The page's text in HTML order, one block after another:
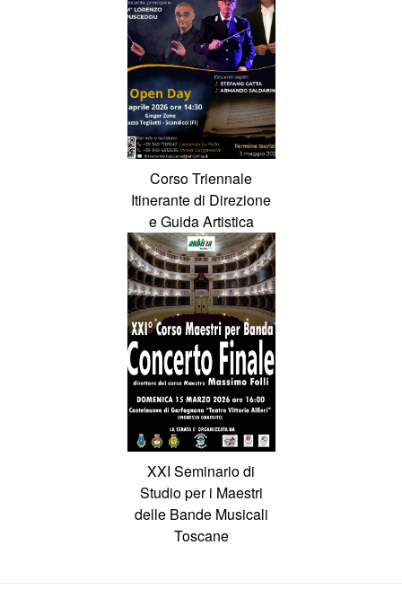
Corso Triennale
Itinerante di Direzione
e Guida Artistica
XXI Seminario di
Studio per i Maestri
delle Bande Musicali
Toscane